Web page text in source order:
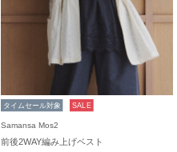
タイムセール対象 SALE
Samansa Mos2
前後2WAY編み上げベスト